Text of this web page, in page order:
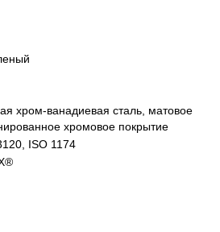
хром-ванадиевая сталь, матовое
хромовое покрытие
ISO 1174